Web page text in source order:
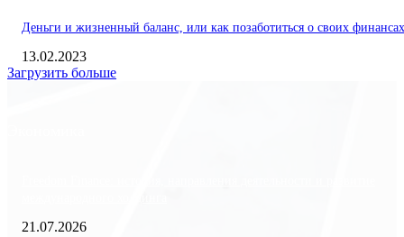
Деньги и жизненный баланс, или как позаботиться о своих финансах
13.02.2023
Загрузить больше
21.07.2026